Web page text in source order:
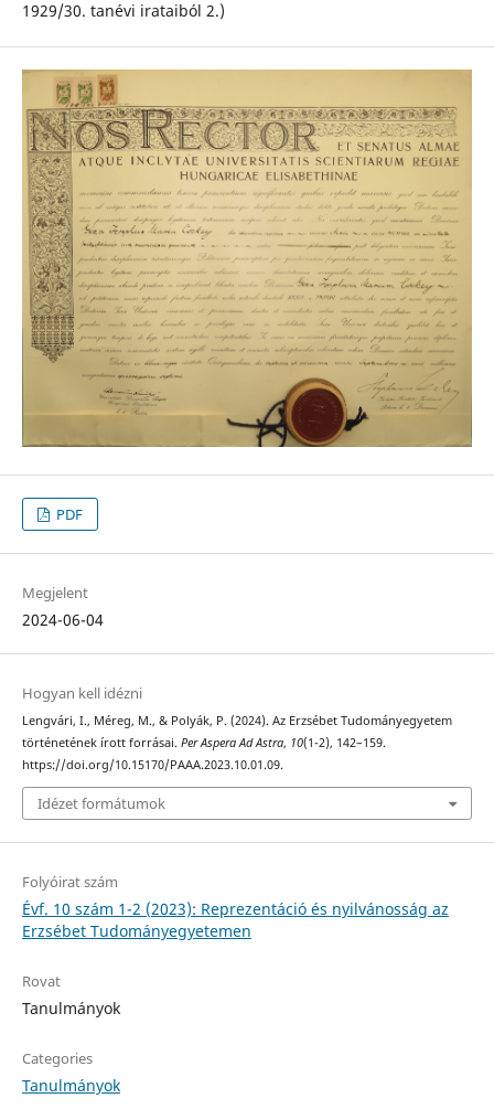
1929/30. tanévi irataiból 2.)
PDF
Megjelent
2024-06-04
Hogyan kell idézni
Lengvári, I., Méreg, M., & Polyák, P. (2024). Az Erzsébet Tudományegyetem
történetének írott forrásai. Per Aspera Ad Astra, 10(1-2), 142–159.
https://doi.org/10.15170/PAAA.2023.10.01.09.
Idézet formátumok
Folyóirat szám
Évf. 10 szám 1-2 (2023): Reprezentáció és nyilvánosság az
Erzsébet Tudományegyetemen
Rovat
Tanulmányok
Categories
Tanulmányok